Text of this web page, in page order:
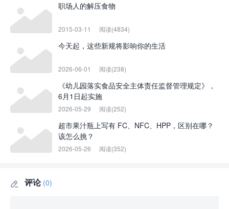
职场人的解压食物
2015-03-11 阅读(4834)
今天起，这些新规将影响你的生活
2026-06-01 阅读(238)
《幼儿园落实食品安全主体责任监督管理规定》，
6月1日起实施
2026-05-29 阅读(252)
超市果汁瓶上写有 FC、NFC、HPP，区别在哪？
该怎么挑？
2026-05-26 阅读(352)
 评论 (0)